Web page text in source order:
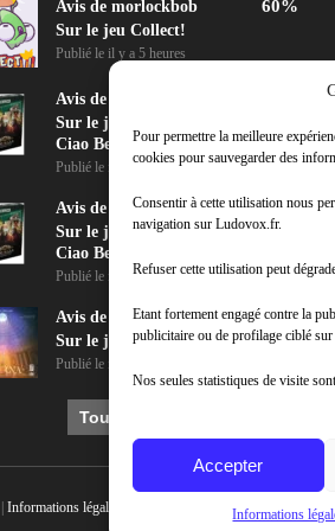
Pour permettre la meilleure
cookies pour sauvegarder des
Consentir à cette utilisation nous
navigation sur Ludovox.fr.
Refuser cette utilisation peut
Etant fortement engagé contre la
publicitaire ou de profilage ciblé sur
Nos seules statistiques de visite
Accepter
Informations
Avis de morlockbob
Sur le jeu Collect!
Publié le il y a 5 heures
60%
Avis de
Sur le jeu Detective Box -
Ciao Bella
Publié le il y a 1 jour
Avis de
morlockbob
Sur le jeu Detective Box -
Ciao Bella
Publié le il y a 1 jour
80%
Avis de
morlockbob
Sur le jeu Aeterna
Publié le
70%
Tous les avis
Informations légales Politique de confidentialité | CGU